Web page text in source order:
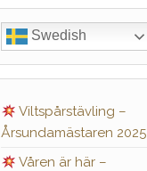
Swedish
Viltspårstävling –
Årsundamästaren 2025
Våren är här –